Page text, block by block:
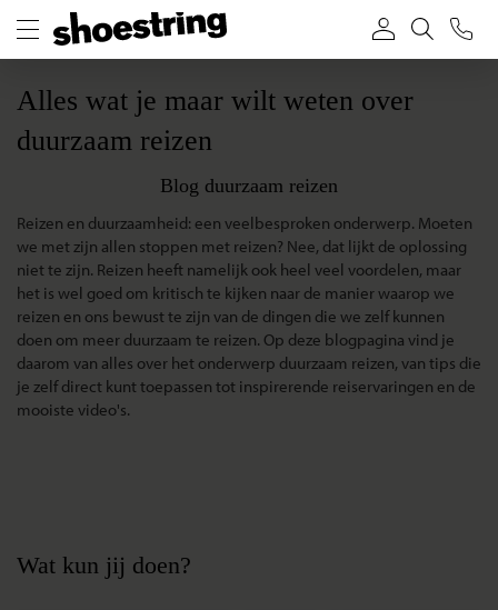
Alles wat je maar wilt weten over
duurzaam reizen
Blog duurzaam reizen
Reizen en duurzaamheid: een veelbesproken onderwerp. Moeten
we met zijn allen stoppen met reizen? Nee, dat lijkt de oplossing
niet te zijn. Reizen heeft namelijk ook heel veel voordelen, maar
het is wel goed om kritisch te kijken naar de manier waarop we
reizen en ons bewust te zijn van de dingen die we zelf kunnen
doen om meer duurzaam te reizen. Op deze blogpagina vind je
daarom van alles over het onderwerp duurzaam reizen, van tips die
je zelf direct kunt toepassen tot inspirerende reiservaringen en de
mooiste video's.
Wat kun jij doen?